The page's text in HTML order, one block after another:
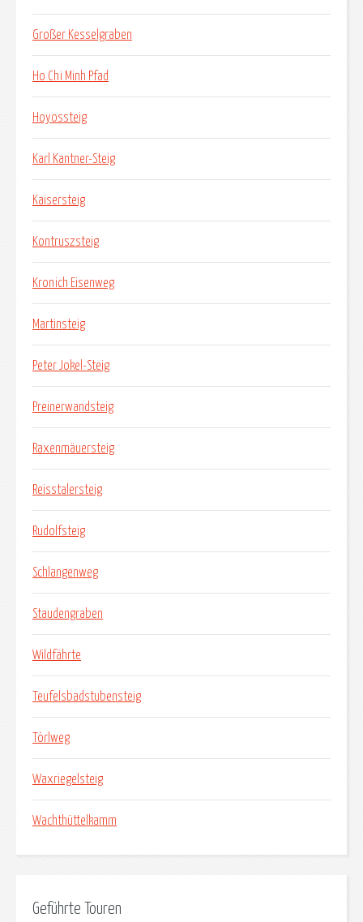
Großer Kesselgraben
Ho Chi Minh Pfad
Hoyossteig
Karl Kantner-Steig
Kaisersteig
Kontruszsteig
Kronich Eisenweg
Martinsteig
Peter Jokel-Steig
Preinerwandsteig
Raxenmäuersteig
Reisstalersteig
Rudolfsteig
Schlangenweg
Staudengraben
Wildfährte
Teufelsbadstubensteig
Törlweg
Waxriegelsteig
Wachthüttelkamm
Geführte Touren